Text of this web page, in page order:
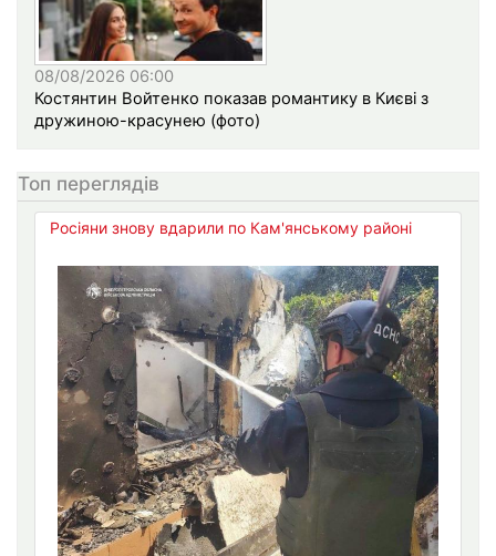
08/08/2026 06:00
Костянтин Войтенко показав романтику в Києві з
дружиною-красунею (фото)
Топ переглядів
Росіяни знову вдарили по Кам'янському районі